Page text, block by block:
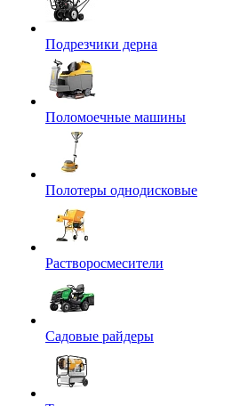
Подрезчики дерна
Поломоечные машины
Полотеры однодисковые
Растворосмесители
Садовые райдеры